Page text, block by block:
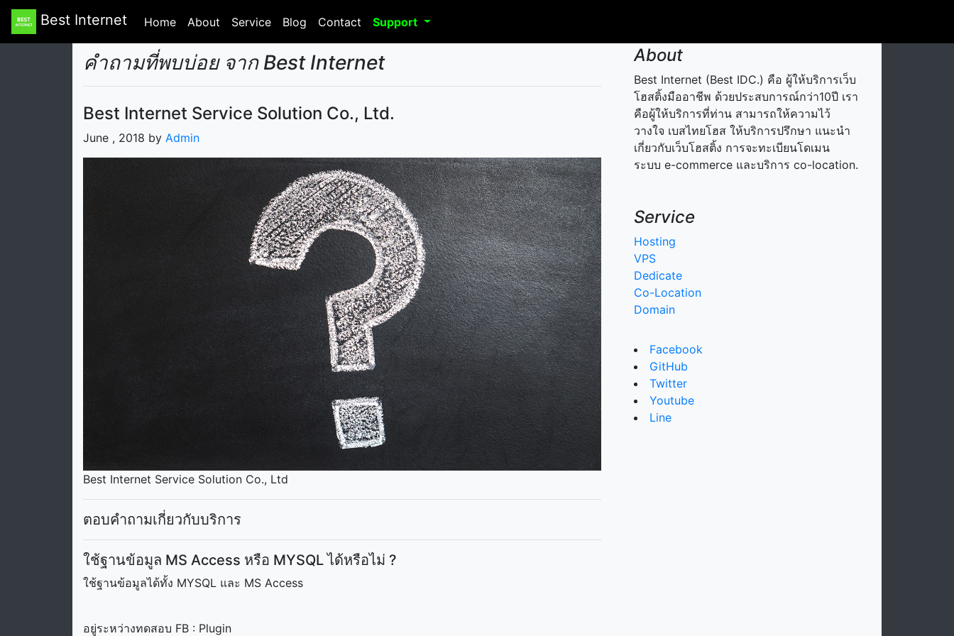
Best Internet Home (current)
About Service Blog Contact Support
คำถามที่พบบ่อย จาก Best Internet
Best Internet Service Solution Co., Ltd.
June , 2018 by Admin
Best Internet Service Solution Co., Ltd
ตอบคำถามเกี่ยวกับบริการ
ใช้ฐานข้อมูล MS Access หรือ MYSQL ได้หรือไม่ ?
ใช้ฐานข้อมูลได้ทั้ง MYSQL และ MS Access
อยู่ระหว่างทดสอบ FB : Plugin
About
Best Internet (Best IDC.) คือ ผู้ให้บริการเว็บ
โฮสติ้งมืออาชีพ ด้วยประสบการณ์กว่า10ปี เรา
คือผู้ให้บริการที่ท่าน สามารถให้ความไว้
วางใจ เบสไทยโฮส ให้บริการปรึกษา แนะนำ
เกี่ยวกับเว็บโฮสติ้ง การจะทะเบียนโดเมน
ระบบ e-commerce และบริการ co-location.
Service
Hosting
VPS
Dedicate
Co-Location
Domain
Facebook
GitHub
Twitter
Youtube
Line